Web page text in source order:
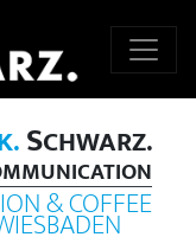
SCHWARZ.
& COFFEE